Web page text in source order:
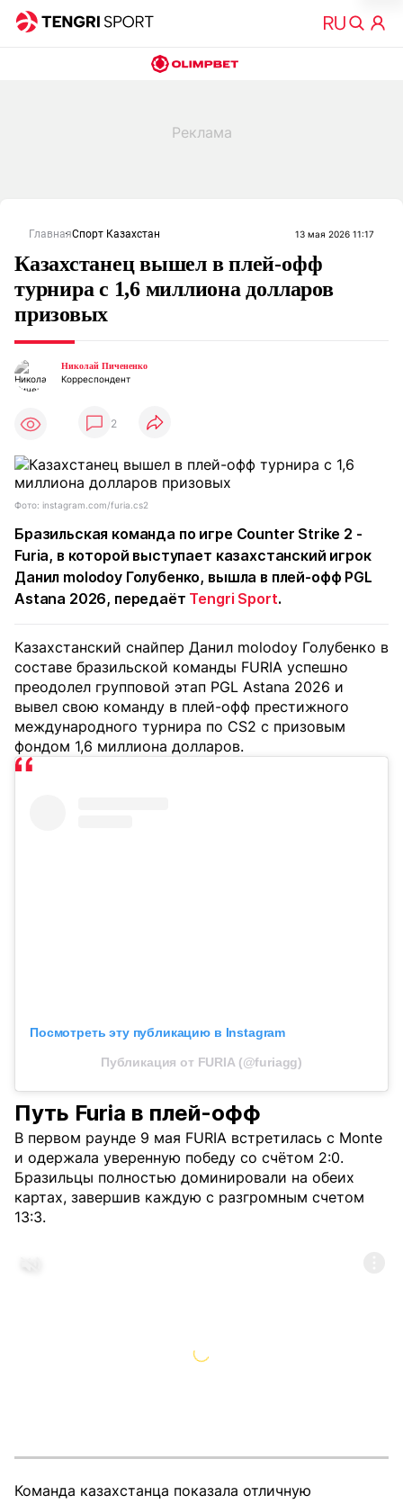
ГлавнаяСпорт Казахстан 13 мая 2026 11:17
Казахстанец вышел в плей-офф
турнира с 1,6 миллиона долларов
призовых
Николай Пичененко
Корреспондент
2
Фото: instagram.com/furia.cs2
Бразильская команда по игре Counter Strike 2 -
Furia, в которой выступает казахстанский игрок
Данил molodoy Голубенко, вышла в плей-офф PGL
Astana 2026, передаёт Tengri Sport.
Казахстанский снайпер Данил molodoy Голубенко в
составе бразильской команды FURIA успешно
преодолел групповой этап PGL Astana 2026 и
вывел свою команду в плей-офф престижного
международного турнира по CS2 с призовым
фондом 1,6 миллиона долларов.
Посмотреть эту публикацию в Instagram
Публикация от FURIA (@furiagg)
Путь Furia в плей-офф
В первом раунде 9 мая FURIA встретилась с Monte
и одержала уверенную победу со счётом 2:0.
Бразильцы полностью доминировали на обеих
картах, завершив каждую с разгромным счетом
13:3.
Команда казахстанца показала отличную